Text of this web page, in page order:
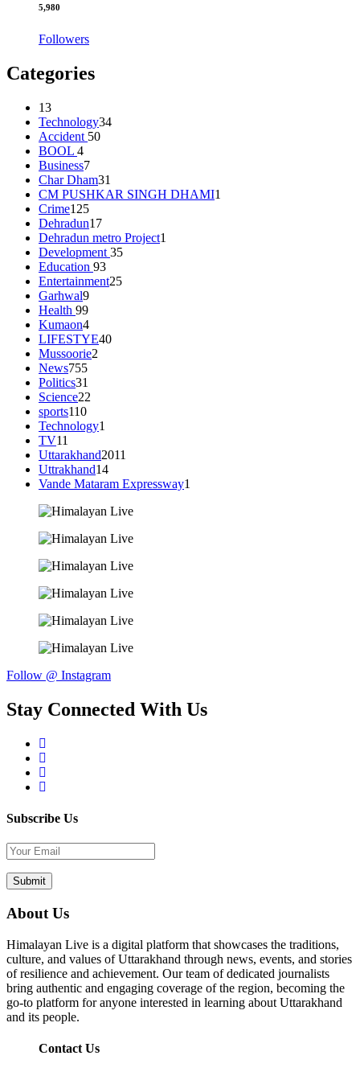
5,980
Followers
Categories
13
Technology34
Accident 50
BOOL 4
Business7
Char Dham31
CM PUSHKAR SINGH DHAMI1
Crime125
Dehradun17
Dehradun metro Project1
Development 35
Education 93
Entertainment25
Garhwal9
Health 99
Kumaon4
LIFESTYE40
Mussoorie2
News755
Politics31
Science22
sports110
Technology1
TV11
Uttarakhand2011
Uttrakhand14
Vande Mataram Expressway1
Follow @ Instagram
Stay Connected With Us
Subscribe Us
About Us
Himalayan Live is a digital platform that showcases the traditions,
culture, and values of Uttarakhand through news, events, and stories
of resilience and achievement. Our team of dedicated journalists
bring authentic and engaging coverage of the region, becoming the
go-to platform for anyone interested in learning about Uttarakhand
and its people.
Contact Us